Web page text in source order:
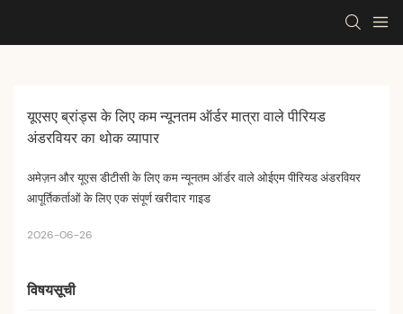
यूएसए ब्रांड्स के लिए कम न्यूनतम ऑर्डर मात्रा वाले पीरियड
अंडरवियर का थोक व्यापार
अमेज़न और यूएस डीटीसी के लिए कम न्यूनतम ऑर्डर वाले ओईएम पीरियड अंडरवियर
आपूर्तिकर्ताओं के लिए एक संपूर्ण खरीदार गाइड
2026-06-26
विषयसूची